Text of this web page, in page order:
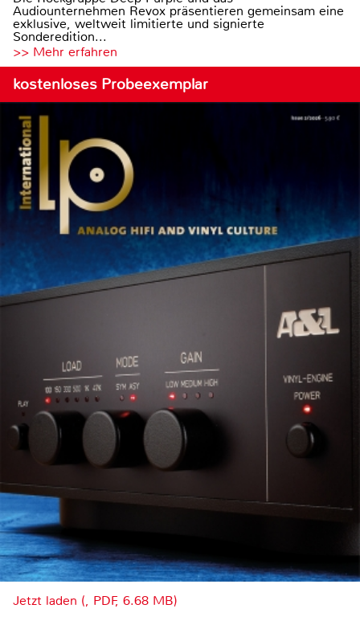
Audiounternehmen Revox präsentieren gemeinsam eine
exklusive, weltweit limitierte und signierte
Sonderedition...
>> Mehr erfahren
kostenloses Probeexemplar
Jetzt laden (, PDF, 6.68 MB)